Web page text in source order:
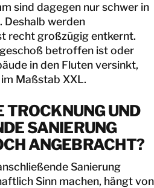
sind dagegen nur schwer in
Deshalb werden
recht großzügig entkernt.
betroffen ist oder
in den Fluten versinkt,
Maßstab XXL.
TROCKNUNG UND
SANIERUNG Ü
ANGEBRACHT?
Sanierung
Sinn machen, hängt von